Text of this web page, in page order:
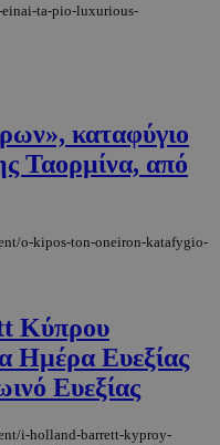
ta-pio-luxurious-
καταφύγιο
Ταορμίνα, από
o-kipos-ton-oneiron-katafygio-
Κύπρου
Ημέρα Ευεξίας
Ευεξίας
i-holland-barrett-kyproy-
.twitter.com